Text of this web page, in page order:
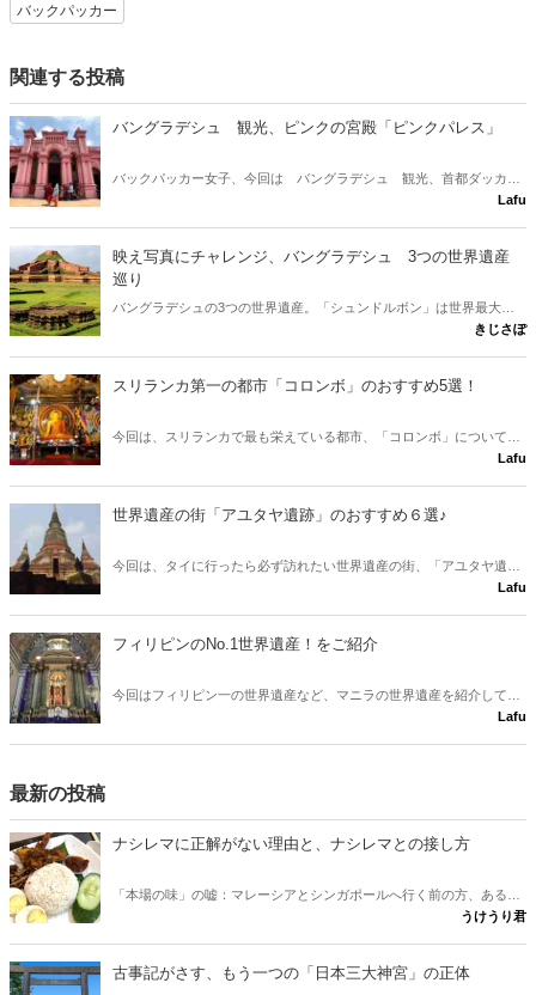
バックパッカー
関連する投稿
バングラデシュ 観光、ピンクの宮殿「ピンクパレス」
バックパッカー女子、今回は バングラデシュ 観光、首都ダッカに
ある名観光地、「ピンクパレス」こと「アーシャンモンジール」をご
Lafu
映え写真にチャレンジ、バングラデシュ 3つの世界遺産
巡り
バングラデシュの3つの世界遺産。「シュンドルボン」は世界最大級
のマングローブ林で、ベンガルトラなどが生息する自然遺産。文化遺
ールの仏教寺院遺跡群」と、15世紀にイスラムの都市として栄えた
「バゲルハットのモスク都市」があります。映え写真で一生の思い出
きじさぽ
スリランカ第一の都市「コロンボ」のおすすめ5選！
今回は、スリランカで最も栄えている都市、「コロンボ」について紹
Lafu
世界遺産の街「アユタヤ遺跡」のおすすめ６選♪
今回は、タイに行ったら必ず訪れたい世界遺産の街、「アユタヤ遺
Lafu
フィリピンのNo.1世界遺産！をご紹介
今回はフィリピン一の世界遺産など、マニラの世界遺産を紹介して行
Lafu
最新の投稿
ナシレマに正解がない理由と、ナシレマとの接し方
「本場の味」の嘘：マレーシアとシンガポールへ行く前の方、あるい
は行けない方が、ナシレマ というナシレマ皿から両国の違いを味わ
いとか？ その意外な理由と、日本にいながら本場に迫れる楽しみ方
をご紹介します。
うけうり君
古事記がさす、もう一つの「日本三大神宮」の正体